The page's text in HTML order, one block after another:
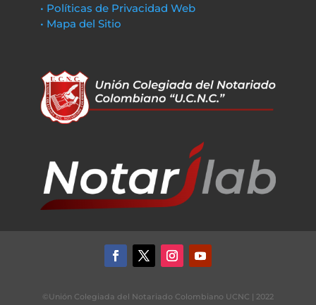
• Políticas de Privacidad Web
• Mapa del Sitio
©Unión Colegiada del Notariado Colombiano UCNC | 2022